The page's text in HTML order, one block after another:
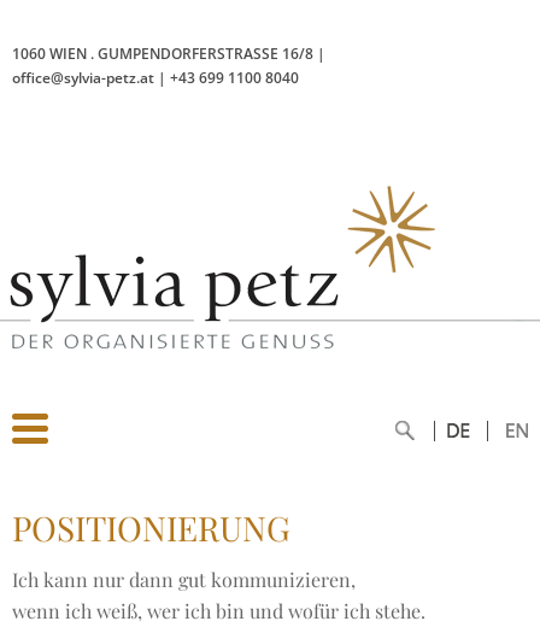
1060 WIEN .GUMPENDORFERSTRASSE 16/8 |
office@sylvia-petz.at | +43 699 1100 8040
POSITIONIERUNG
Ich kann nur dann gut kommunizieren,
wenn ich weiß, wer ich bin und wofür ich stehe.